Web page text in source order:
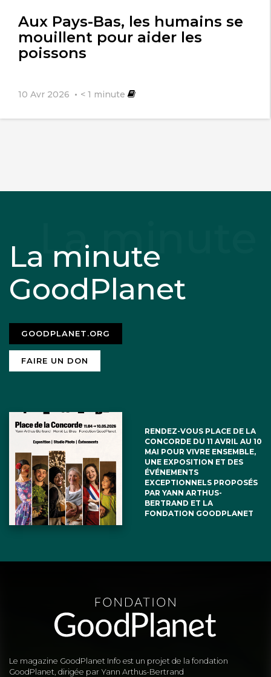
Aux Pays-Bas, les humains se
mouillent pour aider les
poissons
10 Avr 2026 < 1 minute
La minute
GoodPlanet
GOODPLANET.ORG
FAIRE UN DON
RENDEZ-VOUS PLACE DE LA
CONCORDE DU 11 AVRIL AU 10
MAI POUR VIVRE ENSEMBLE,
UNE EXPOSITION ET DES
ÉVÉNEMENTS
EXCEPTIONNELS PROPOSÉS
PAR YANN ARTHUS-
BERTRAND ET LA
FONDATION GOODPLANET
Le magazine GoodPlanet Info est un projet de la fondation
GoodPlanet, dirigée par Yann Arthus-Bertrand